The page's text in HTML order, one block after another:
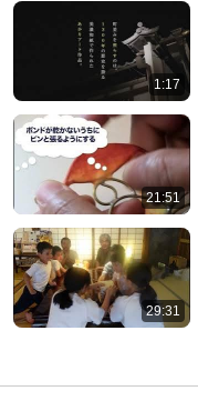
1:17
21:51
29:31